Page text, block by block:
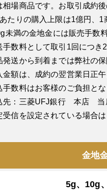
相場商品です。お取引成約
たりの購入上限は1億円、1
未満の金地金には販売手数
手数料として取引1回につき
発送から到着までは弊社の保
金額は、成約の翌営業日正
手数料はお客様のご負担とな
先：三菱UFJ銀行 本店 当
受信を設定されている場合
金地
5g、10g